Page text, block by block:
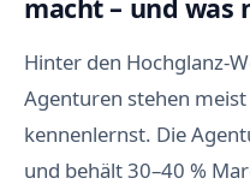
macht – und was
Hinter den Hochglanz-
Agenturen stehen
kennenlernst. Die
und behält 30–40 %